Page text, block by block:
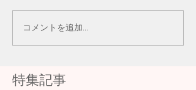
コメントを追加…
特集記事